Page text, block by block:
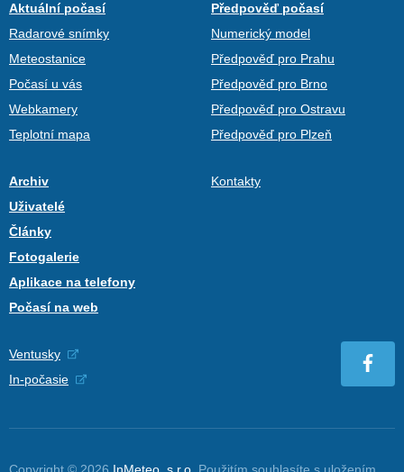
Aktuální počasí
Radarové snímky
Meteostanice
Počasí u vás
Webkamery
Teplotní mapa
Předpověď počasí
Numerický model
Předpověď pro Prahu
Předpověď pro Brno
Předpověď pro Ostravu
Předpověď pro Plzeň
Archiv
Uživatelé
Články
Fotogalerie
Aplikace na telefony
Počasí na web
Kontakty
Ventusky
In-počasie
Copyright © 2026 InMeteo, s.r.o. Použitím souhlasíte s uložením